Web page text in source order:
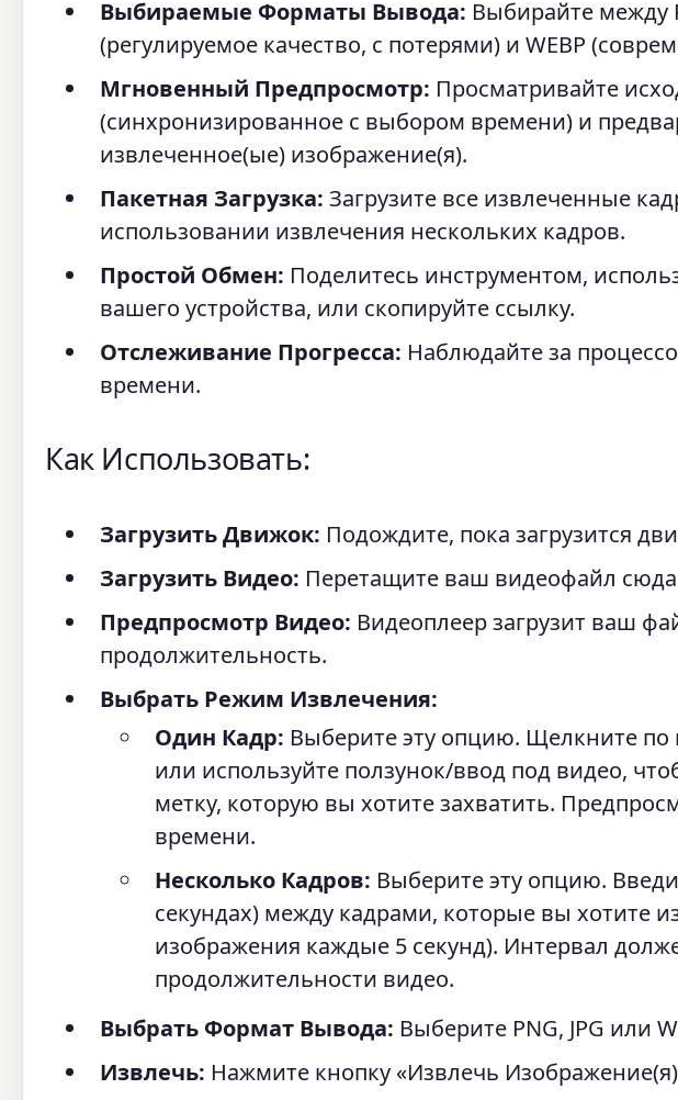
Выбираемые Форматы Вывода: Выбирайте между
(регулируемое качество, с потерями) и WEBP
Мгновенный Предпросмотр: Просматривайте
(синхронизированное с выбором времени) и
извлеченное(ые) изображение(я).
Пакетная Загрузка: Загрузите все извлеченные
использовании извлечения нескольких кадров.
Простой Обмен: Поделитесь инструментом,
вашего устройства, или скопируйте ссылку.
Отслеживание Прогресса: Наблюдайте за
времени.
Как Использовать:
Загрузить Движок: Подождите, пока загрузится
Загрузить Видео: Перетащите ваш видеофайл
Предпросмотр Видео: Видеоплеер загрузит ваш
продолжительность.
Выбрать Режим Извлечения:
Один Кадр: Выберите эту опцию. Щелкните
или используйте ползунок/ввод под видео,
метку, которую вы хотите захватить.
времени.
Несколько Кадров: Выберите эту опцию.
секундах) между кадрами, которые вы хотите
изображения каждые 5 секунд). Интервал
продолжительности видео.
Выбрать Формат Вывода: Выберите PNG, JPG или
Извлечь: Нажмите кнопку «Извлечь